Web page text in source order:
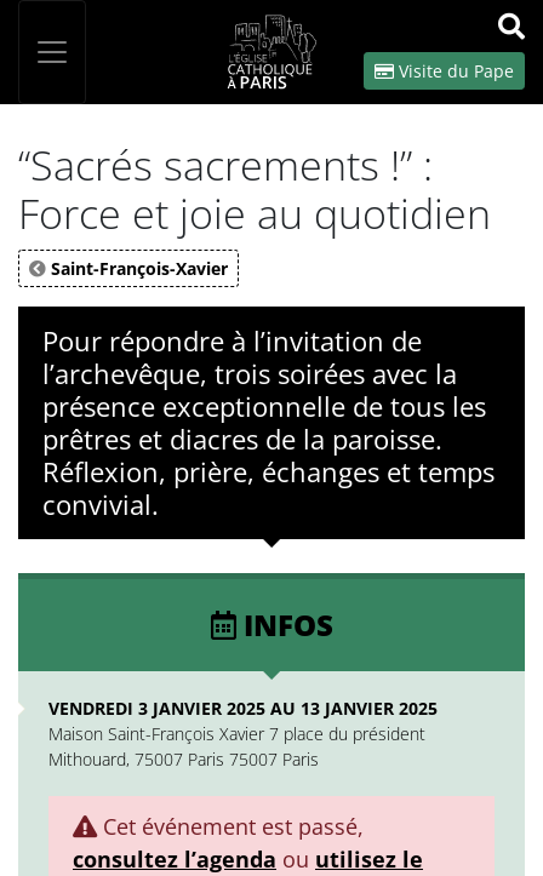
OK
Visite du Pape
“Sacrés sacrements !” :
Force et joie au quotidien
Saint-François-Xavier
Pour répondre à l’invitation de
l’archevêque, trois soirées avec la
présence exceptionnelle de tous les
prêtres et diacres de la paroisse.
Réflexion, prière, échanges et temps
convivial.
INFOS
VENDREDI 3 JANVIER 2025 AU 13 JANVIER 2025
Maison Saint-François Xavier 7 place du président
Mithouard, 75007 Paris 75007 Paris
Cet événement est passé,
consultez l’agenda ou utilisez le
Panneau de gestion des cookies